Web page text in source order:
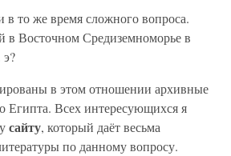
в то же время сложного вопроса.
в Восточном Средиземноморье в
в этом отношении архивные
Египта. Всех интересующихся я
сайту, который даёт весьма
по данному вопросу.